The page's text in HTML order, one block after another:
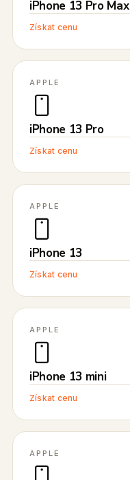
iPhone 13 Pro Max
Získat cenu
APPLE
iPhone 13 Pro
Získat cenu
APPLE
iPhone 13
Získat cenu
APPLE
iPhone 13 mini
Získat cenu
APPLE